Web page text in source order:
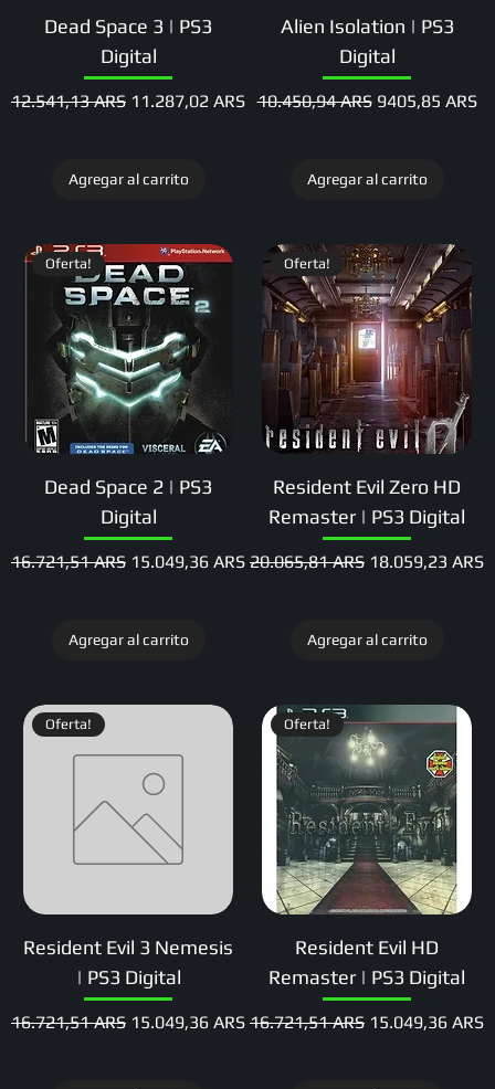
Dead Space 3 | PS3
Digital
Precio
12.541,13 ARS Precio de oferta
11.287,02 ARS
Agregar al carrito
Alien Isolation | PS3
Digital
Precio
10.450,94 ARS Precio de
9405,85 ARS
Agregar al carrito
Oferta!
Dead Space 2 | PS3
Digital
Precio
16.721,51 ARS Precio de oferta
15.049,36 ARS
Agregar al carrito
Oferta!
Resident Evil Zero HD
Remaster | PS3 Digital
Precio
20.065,81 ARS Precio de oferta
18.059,23 ARS
Agregar al carrito
Oferta!
Resident Evil 3 Nemesis
| PS3 Digital
Precio
16.721,51 ARS Precio de oferta
15.049,36 ARS
Oferta!
Resident Evil HD
Remaster | PS3 Digital
Precio
16.721,51 ARS Precio de oferta
15.049,36 ARS